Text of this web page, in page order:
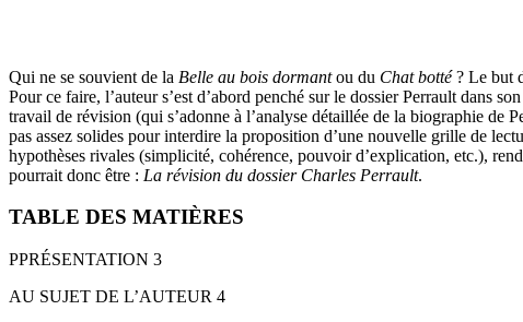
Qui ne se souvient de la Belle au bois dormantou du Chat botté? Le but
Pour ce faire, l’auteur s’est d’abord penché sur le dossier Perrault dans
travail de révision (qui s’adonne à l’analyse détaillée de la biographie de
pas assez solides pour interdire la proposition d’une nouvelle grille de
hypothèses rivales (simplicité, cohérence, pouvoir d’explication, etc.),
pourrait donc être : La révision du dossier Charles Perrault.
TABLE DES MATIÈRES
PPRÉSENTATION 3
AU SUJET DE L’AUTEUR 4